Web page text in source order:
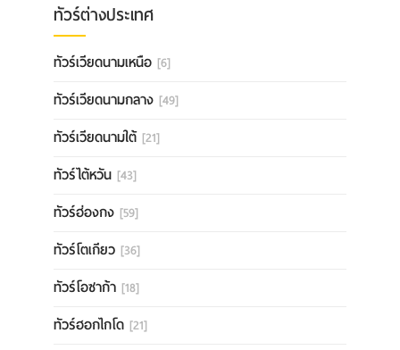
ทัวร์ต่างประเทศ
ทัวร์เวียดนามเหนือ [6]
ทัวร์เวียดนามกลาง [49]
ทัวร์เวียดนามใต้ [21]
ทัวร์ไต้หวัน [43]
ทัวร์ฮ่องกง [59]
ทัวร์โตเกียว [36]
ทัวร์โอซาก้า [18]
ทัวร์ฮอกไกโด [21]